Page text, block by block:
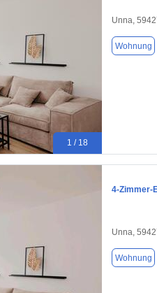
1 / 18
Unna,
Wohnung
4-Zimmer-
Unna,
Wohnung